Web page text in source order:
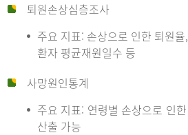
퇴원손상심층조사
주요 지표: 손상으로 인한 퇴원
환자 평균재원일수 등
사망원인통계
주요 지표: 연령별 손상으로 인
산출 가능